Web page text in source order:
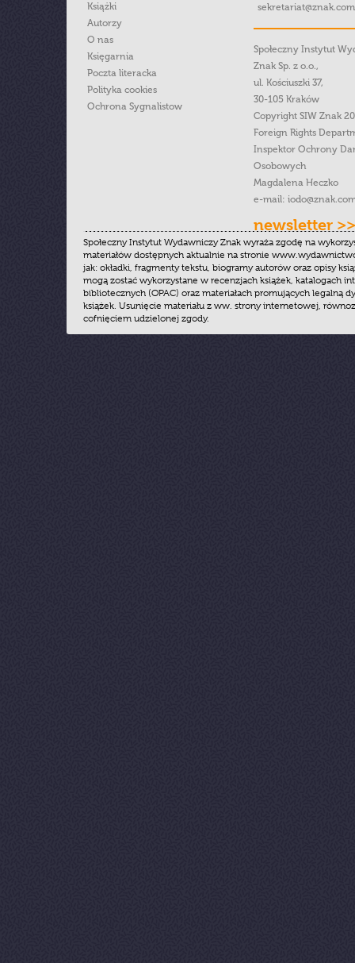
Książki
Autorzy
O nas
Księgarnia
Poczta literacka
Polityka cookies
Ochrona Sygnalistow
Społeczny Instytut
Znak Sp. z o.o.,
ul. Kościuszki 37,
30-105 Kraków
Copyright SIW Znak
Foreign Rights
Inspektor Ochrony
Osobowych
Magdalena Heczko
e-mail:
newsletter >>
Społeczny Instytut Wydawniczy Znak wyraża zgodę na
materiałów dostępnych aktualnie na stronie
jak: okładki, fragmenty tekstu, biogramy autorów oraz opisy
mogą zostać wykorzystane w recenzjach książek, katalogach
bibliotecznych (OPAC) oraz materiałach promujących legalną
książek. Usunięcie materiału z ww. strony internetowej,
cofnięciem udzielonej zgody.